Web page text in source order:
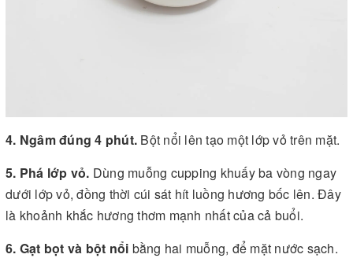
4. Ngâm đúng 4 phút. Bột nổi lên tạo một lớp vỏ trên mặt.
5. Phá lớp vỏ. Dùng muỗng cupping khuấy ba vòng ngay
dưới lớp vỏ, đồng thời cúi sát hít luồng hương bốc lên. Đây
là khoảnh khắc hương thơm mạnh nhất của cả buổi.
6. Gạt bọt và bột nổi bằng hai muỗng, để mặt nước sạch.